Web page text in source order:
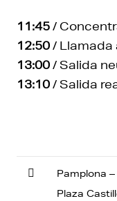
11:45/
12:50/ Llamada
13:00/ Salida
13:10/ Salida

Pamplona –
Plaza